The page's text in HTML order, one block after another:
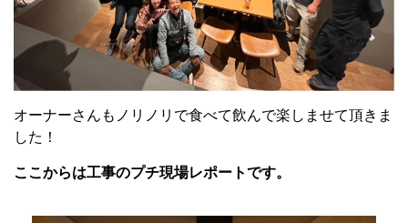
オーナーさんもノリノリで食べて飲んで楽しませて頂きま
した！
ここからは工事のプチ現場レポートです。